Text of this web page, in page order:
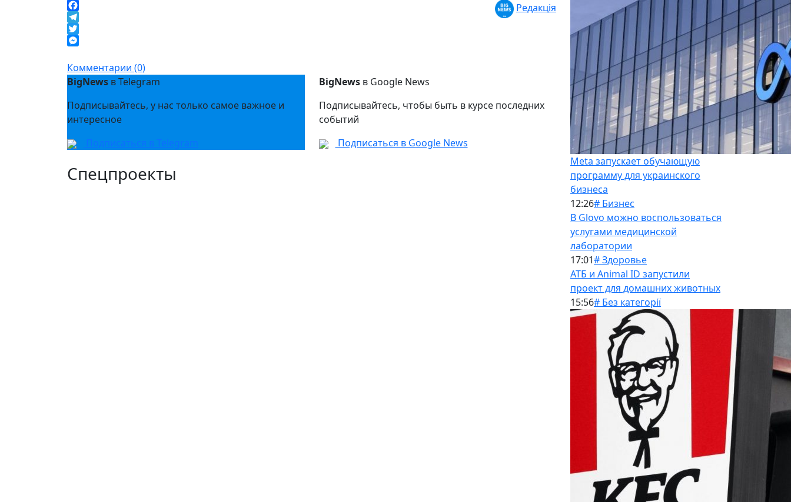
Facebook
Telegram
Twitter
Редакція
Комментарии (0)
BigNews в Telegram
Подписывайтесь, у нас только самое важное и
интересное
Подписаться в Telegram
BigNewsв Google News
Подписывайтесь, чтобы быть в курсе последних
событий
Подписаться в Google News
Спецпроекты
Meta запускает обучающую
программу для украинского
бизнеса
12:26# Бизнес
В Glovo можно воспользоваться
услугами медицинской
лаборатории
17:01# Здоровье
АТБ и Animal ID запустили
проект для домашних животных
15:56# Без категорії